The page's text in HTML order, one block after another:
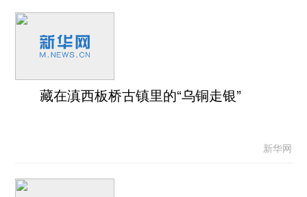
藏在滇西板桥古镇里的“乌铜走银”
新华网